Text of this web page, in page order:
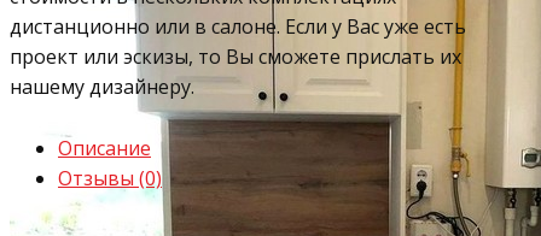
дистанционно или в салоне. Если у Вас уже есть
проект или эскизы, то Вы сможете прислать их
нашему дизайнеру.
Описание
Отзывы (0)